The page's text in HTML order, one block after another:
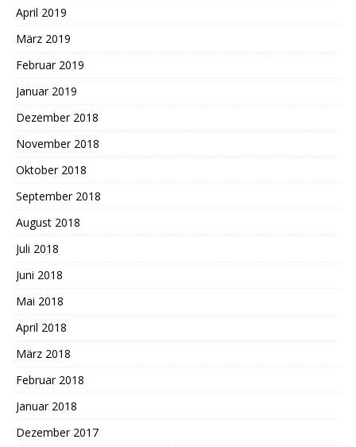
April 2019
März 2019
Februar 2019
Januar 2019
Dezember 2018
November 2018
Oktober 2018
September 2018
August 2018
Juli 2018
Juni 2018
Mai 2018
April 2018
März 2018
Februar 2018
Januar 2018
Dezember 2017